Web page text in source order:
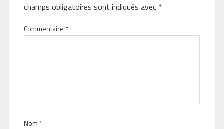
champs obligatoires sont indiqués avec *
Commentaire *
Nom *